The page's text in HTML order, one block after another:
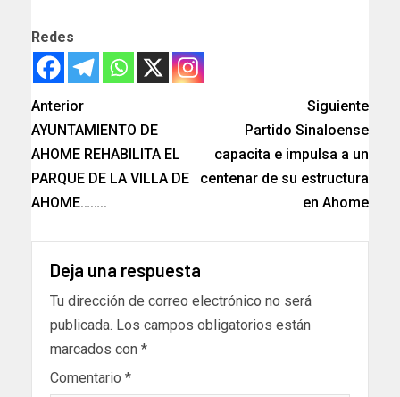
Redes
Anterior
AYUNTAMIENTO DE
AHOME REHABILITA EL
PARQUE DE LA VILLA DE
AHOME……..
Siguiente
Partido Sinaloense
capacita e impulsa a un
centenar de su estructura
en Ahome
Deja una respuesta
Tu dirección de correo electrónico no será
publicada. Los campos obligatorios están
marcados con *
Comentario *